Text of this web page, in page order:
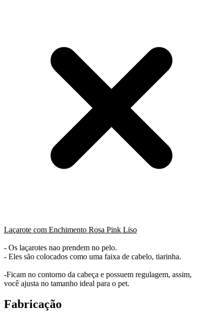
Laçarote com Enchimento Rosa Pink Liso
- Os laçarotes nao prendem no pelo.
- Eles são colocados como uma faixa de cabelo, tiarinha.
-Ficam no contorno da cabeça e possuem regulagem, assim,
você ajusta no tamanho ideal para o pet.
Fabricação